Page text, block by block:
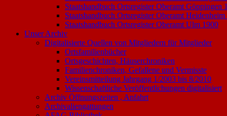
Staatshandbuch Ortsregister Oberamt Göppingen
Staatshandbuch Ortsregister Oberamt
Staatshandbuch Ortsregister Oberamt Ulm 1900
Unser Archiv
Digitalisierte Quellen von Mitgliedern für Mitglieder
Ortsfamilienbücher
Ortsgeschichten, Häuserchroniken
Familienchroniken, Gefallene und Vermisste
Vereinsmitteilung Jahrgang 1/2003 bis 8/2010
Wissenschaftliche Veröffentlichungen digitalisiert
Archiv Öffnungszeiten , Anfahrt
Archivaliengattungen